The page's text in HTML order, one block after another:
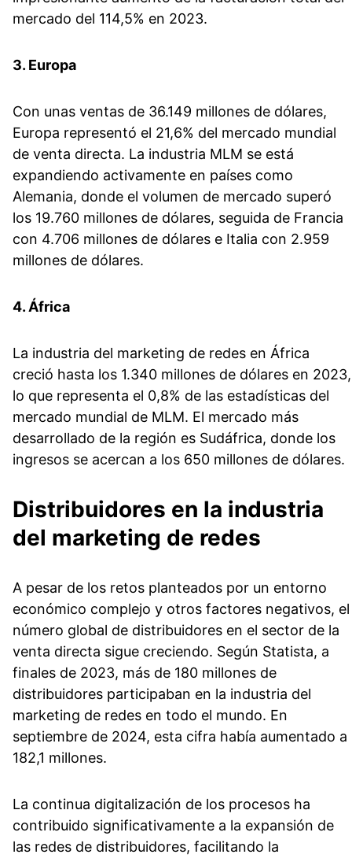
mercado del 114,5% en 2023.
3. Europa
Con unas ventas de 36.149 millones de dólares,
Europa representó el 21,6% del mercado mundial
de venta directa. La industria MLM se está
expandiendo activamente en países como
Alemania, donde el volumen de mercado superó
los 19.760 millones de dólares, seguida de Francia
con 4.706 millones de dólares e Italia con 2.959
millones de dólares.
4. África
La industria del marketing de redes en África
creció hasta los 1.340 millones de dólares en 2023,
lo que representa el 0,8% de las estadísticas del
mercado mundial de MLM. El mercado más
desarrollado de la región es Sudáfrica, donde los
ingresos se acercan a los 650 millones de dólares.
Distribuidores en la industria
del marketing de redes
A pesar de los retos planteados por un entorno
económico complejo y otros factores negativos, el
número global de distribuidores en el sector de la
venta directa sigue creciendo. Según Statista, a
finales de 2023, más de 180 millones de
distribuidores participaban en la industria del
marketing de redes en todo el mundo. En
septiembre de 2024, esta cifra había aumentado a
182,1 millones.
La continua digitalización de los procesos ha
contribuido significativamente a la expansión de
las redes de distribuidores, facilitando la